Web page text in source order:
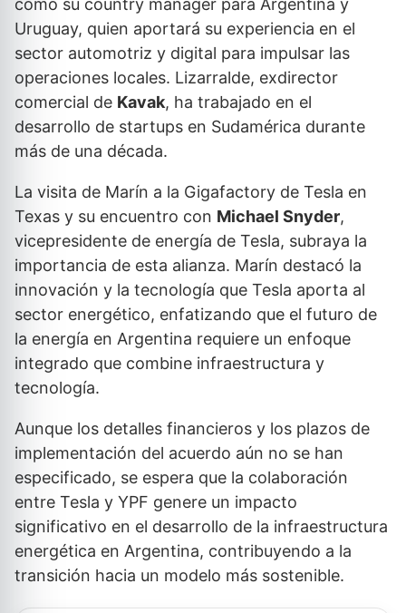
como su country manager para Argentina y
Uruguay, quien aportará su experiencia en el
sector automotriz y digital para impulsar las
operaciones locales. Lizarralde, exdirector
comercial de Kavak, ha trabajado en el
desarrollo de startups en Sudamérica durante
más de una década.
La visita de Marín a la Gigafactory de Tesla en
Texas y su encuentro con Michael Snyder,
vicepresidente de energía de Tesla, subraya la
importancia de esta alianza. Marín destacó la
innovación y la tecnología que Tesla aporta al
sector energético, enfatizando que el futuro de
la energía en Argentina requiere un enfoque
integrado que combine infraestructura y
tecnología.
Aunque los detalles financieros y los plazos de
implementación del acuerdo aún no se han
especificado, se espera que la colaboración
entre Tesla y YPF genere un impacto
significativo en el desarrollo de la infraestructura
energética en Argentina, contribuyendo a la
transición hacia un modelo más sostenible.